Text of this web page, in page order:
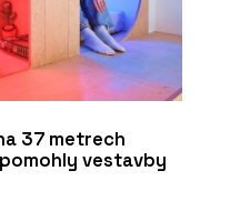
37 metrech
vestavby